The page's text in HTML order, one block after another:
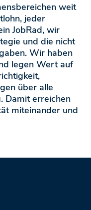
weit
jeder
JobRad, wir
und die nicht
Wir haben
legen Wert auf
über alle
Damit erreichen
miteinander und